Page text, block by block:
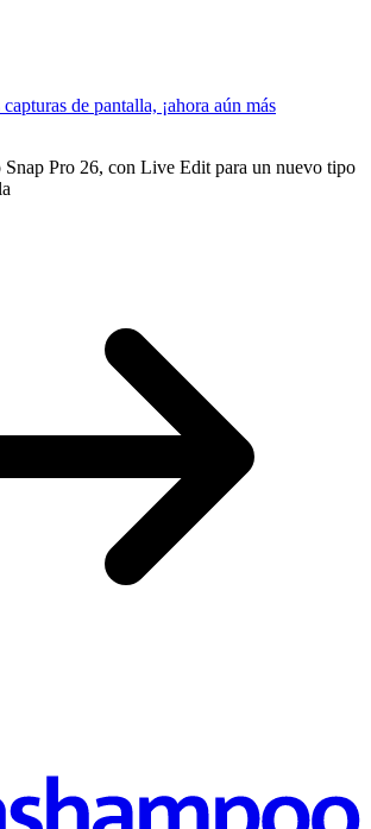
de pantalla, ¡ahora aún más
Pro 26, con Live Edit para un nuevo tipo